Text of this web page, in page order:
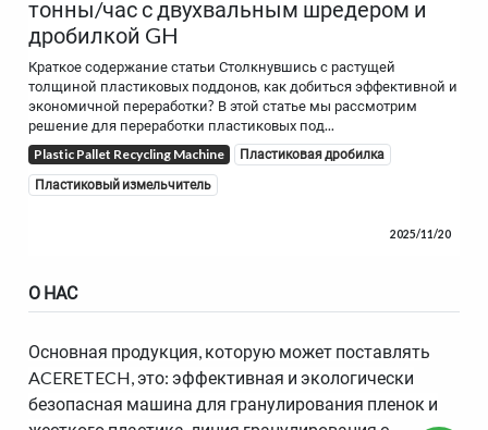
тонны/час с двухвальным шредером и
дробилкой GH
Краткое содержание статьи Столкнувшись с растущей
толщиной пластиковых поддонов, как добиться эффективной и
экономичной переработки? В этой статье мы рассмотрим
решение для переработки пластиковых под...
Plastic Pallet Recycling Machine
Пластиковая дробилка
Пластиковый измельчитель
2025/11/20
О НАС
Основная продукция, которую может поставлять
ACERETECH, это: эффективная и экологически
безопасная машина для гранулирования пленок и